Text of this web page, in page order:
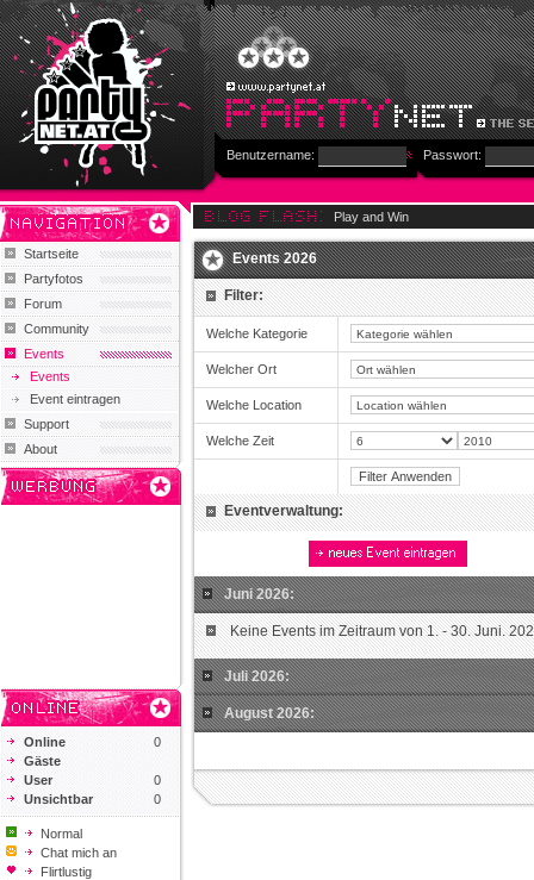
Benutzername: Passwort:
Startseite
Partyfotos
Forum
Community
Events
Events
Event eintragen
Support
About
Online
0
Gäste
User
0
Unsichtbar
0
Normal
Chat mich an
Flirtlustig
Play and Win
Events 2026
Filter:
Welche Kategorie
Welcher Ort
Welche Location
Welche Zeit
Eventverwaltung:
Juni 2026:
Keine Events im Zeitraum von 1. - 30. Juni.
Juli 2026:
August 2026: